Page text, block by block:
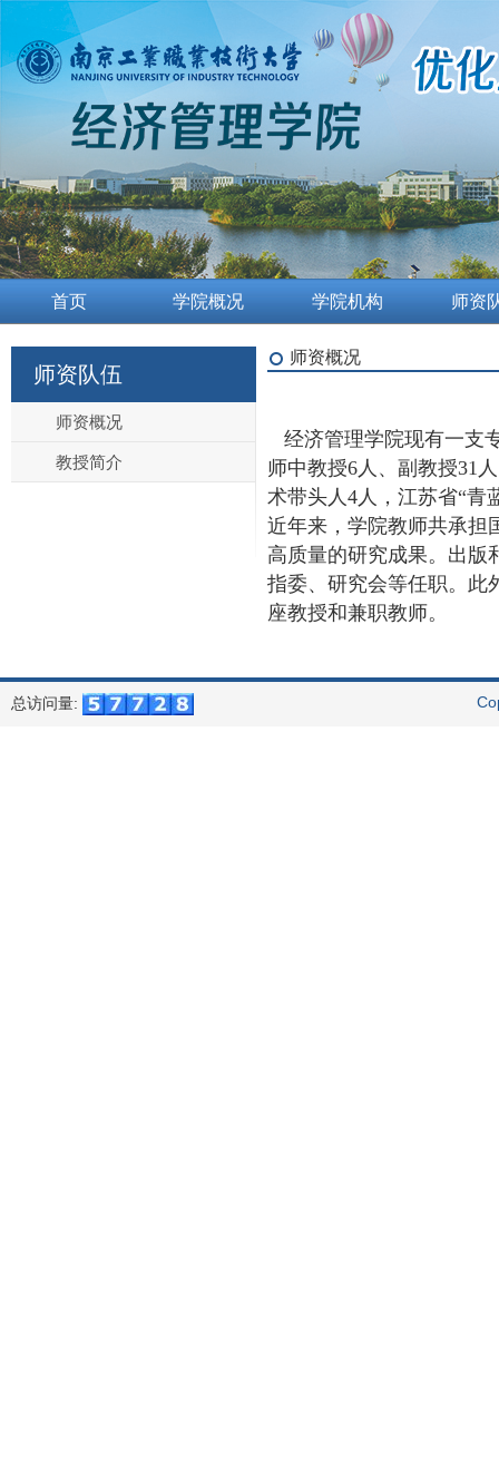
首页 学院概况 学院机构 师资
师资队伍
师资概况
教授简介
师资概况
经济管理学院现有一支
师中教授6人、副教授31
术带头人4人，江苏省“青
近年来，学院教师共承担
高质量的研究成果。出版
指委、研究会等任职。此
座教授和兼职教师。
总访问量: